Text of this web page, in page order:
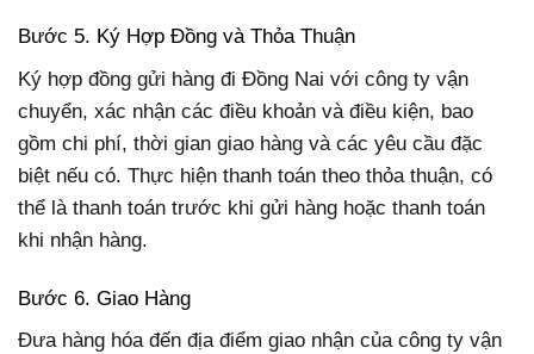
Bước 5. Ký Hợp Đồng và Thỏa Thuận
Ký hợp đồng gửi hàng đi Đồng Nai với công ty vận
chuyển, xác nhận các điều khoản và điều kiện, bao
gồm chi phí, thời gian giao hàng và các yêu cầu đặc
biệt nếu có. Thực hiện thanh toán theo thỏa thuận, có
thể là thanh toán trước khi gửi hàng hoặc thanh toán
khi nhận hàng.
Bước 6. Giao Hàng
Đưa hàng hóa đến địa điểm giao nhận của công ty vận